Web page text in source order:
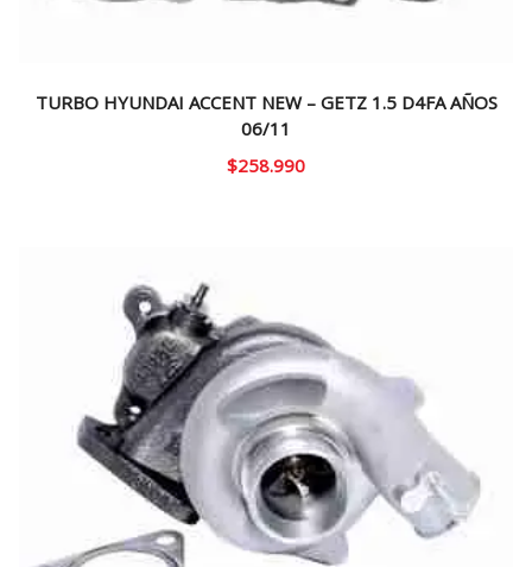
TURBO HYUNDAI ACCENT NEW – GETZ 1.5 D4FA AÑOS
06/11
$258.990